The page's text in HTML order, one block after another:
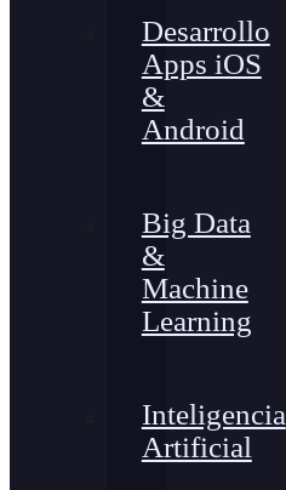
Desarrollo
Apps iOS
&
Android
Big Data
&
Machine
Learning
Inteligencia
Artificial